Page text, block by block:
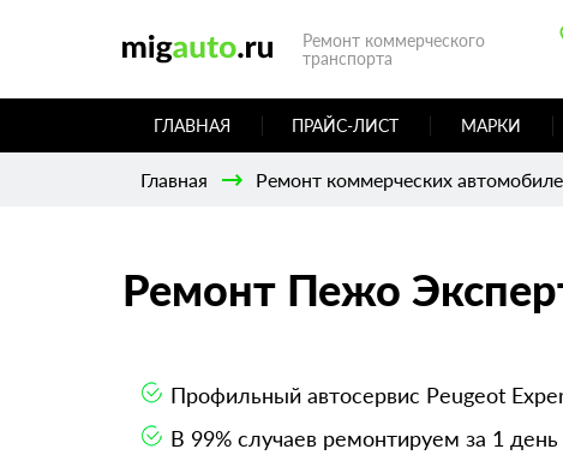
Ремонт коммерческого
транспорта
ГЛАВНАЯ ПРАЙС-ЛИСТ МАРКИ
Главная Ремонт коммерческих
Ремонт Пежо
Профильный автосервис Peugeot
В 99% случаев ремонтируем за 1 день